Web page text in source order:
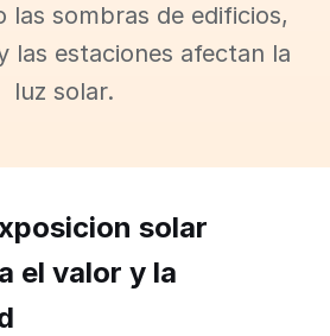
las sombras de edificios,
las estaciones afectan la
luz solar.
solar
el valor y la